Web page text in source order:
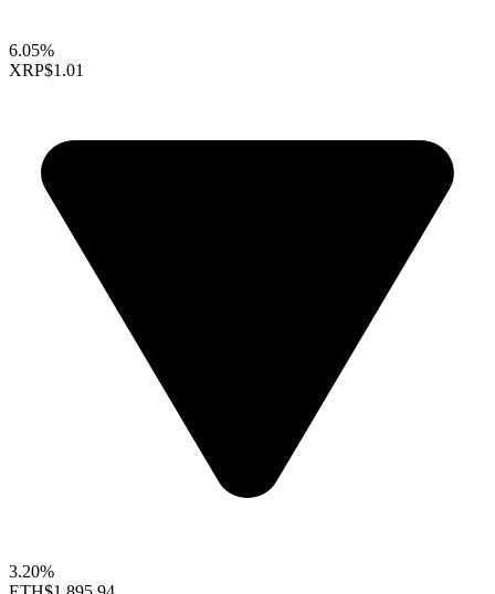
6.05%
XRP$1.01
3.20%